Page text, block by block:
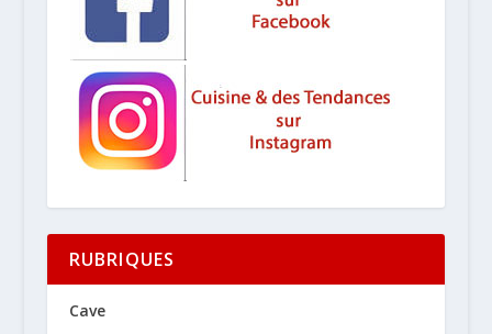
RUBRIQUES
Cave